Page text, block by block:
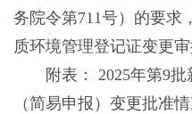
务院令第711号）的要求
质环境管理登记证变更审
附表： 2025年第9批
（简易申报）变更批准